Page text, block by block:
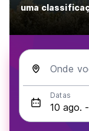
uma
Onde
Datas